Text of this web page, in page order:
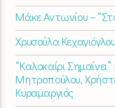
Μάκε Αντωνίου –
Χρυσούλα
“Καλοκαίρι
Μητροπούλου,
Κυραμαργιός